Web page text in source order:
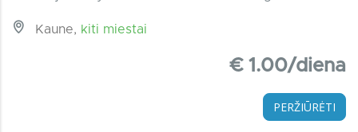
Kaune, kiti miestai
€ 1.00/diena
PERŽIŪRĖTI